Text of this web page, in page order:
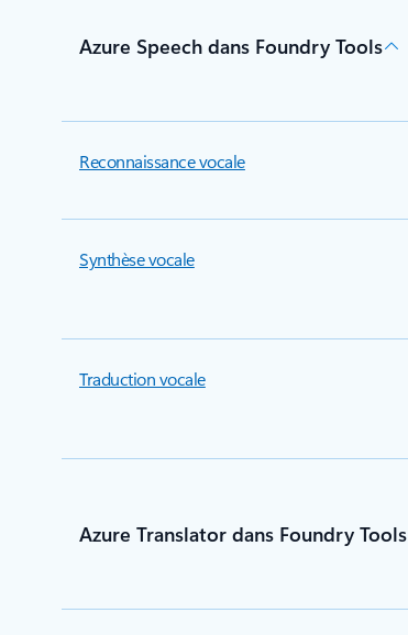
Azure Speech dans Foundry Tools
Reconnaissance vocale
Synthèse vocale
Traduction vocale
Azure Translator dans Foundry Tools